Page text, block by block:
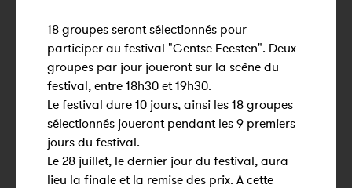
18 groupes seront sélectionnés pour
participer au festival "Gentse Feesten". Deux
groupes par jour joueront sur la scène du
festival, entre 18h30 et 19h30.
Le festival dure 10 jours, ainsi les 18 groupes
sélectionnés joueront pendant les 9 premiers
jours du festival.
Le 28 juillet, le dernier jour du festival, aura
lieu la finale et la remise des prix. A cette